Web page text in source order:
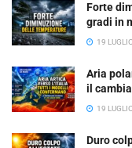
Forte
gradi in
19
Aria
il
19
Duro